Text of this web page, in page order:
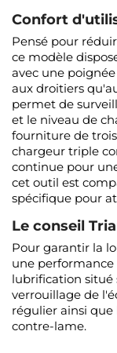
Confort
Pensé pour
ce modèle
avec une
aux droitiers
permet de
et le niveau de
fourniture de
chargeur triple
continue pour
cet outil est
spécifique pour
Le conseil
Pour garantir la
une
lubrification situé
verrouillage de
régulier ainsi
contre-lame.